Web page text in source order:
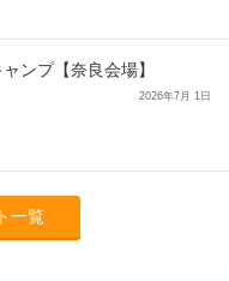
ンプ【奈良会場】
2026年7月 1日
一覧